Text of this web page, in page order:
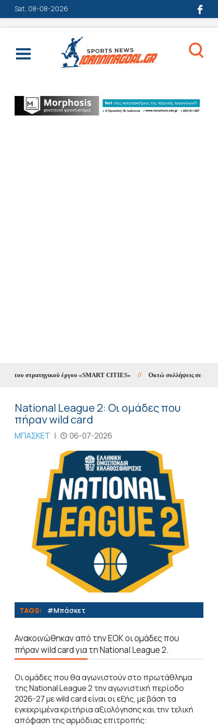
Sat, 08-08-2026
στρατηγικού έργου «SMART CITIES» // Οκτώ συλλήψεις σε δέκα
National League 2: Οι ομάδες που
πήραν wild card
ΜΠΑΣΚΕΤ | 06-07-2026
TAGS: #Μπάσκετ
Ανακοινώθηκαν από την ΕΟΚ οι ομάδες που
πήραν wild card για τη National League 2.
Οι ομάδες που θα αγωνιστούν στο πρωτάθλημα
της National League 2 την αγωνιστική περίοδο
2026-27 με wild card είναι οι εξής, με βάση τα
εγκεκριμένα κριτήρια αξιολόγησης και την τελική
απόφαση της αρμόδιας επιτροπής: